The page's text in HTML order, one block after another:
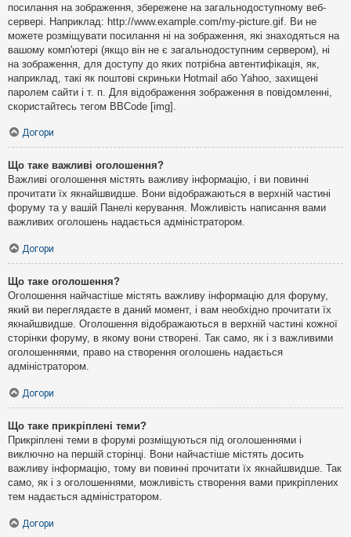
посилання на зображення, збережене на загальнодоступному веб-
сервері. Наприклад: http://www.example.com/my-picture.gif. Ви не
можете розміщувати посилання ні на зображення, які знаходяться на
вашому комп'ютері (якщо він не є загальнодоступним сервером), ні
на зображення, для доступу до яких потрібна автентифікація, як,
наприклад, такі як поштові скриньки Hotmail або Yahoo, захищені
паролем сайти і т. п. Для відображення зображення в повідомленні,
скористайтесь тегом BBCode [img].
Догори
Що таке важливі оголошення?
Важливі оголошення містять важливу інформацію, і ви повинні
прочитати їх якнайшвидше. Вони відображаються в верхній частині
форуму та у вашій Панелі керування. Можливість написання вами
важливих оголошень надається адміністратором.
Догори
Що таке оголошення?
Оголошення найчастіше містять важливу інформацію для форуму,
який ви переглядаєте в даний момент, і вам необхідно прочитати їх
якнайшвидше. Оголошення відображаються в верхній частині кожної
сторінки форуму, в якому вони створені. Так само, як і з важливими
оголошеннями, право на створення оголошень надається
адміністратором.
Догори
Що таке прикріплені теми?
Прикріплені теми в форумі розміщуються під оголошеннями і
виключно на першій сторінці. Вони найчастіше містять досить
важливу інформацію, тому ви повинні прочитати їх якнайшвидше. Так
само, як і з оголошеннями, можливість створення вами прикріплених
тем надається адміністратором.
Догори